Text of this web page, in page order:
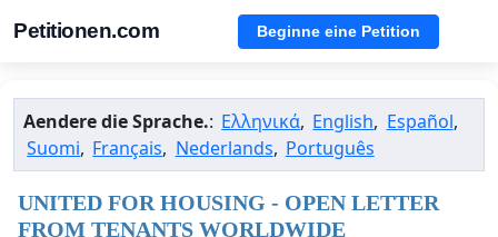
Petitionen.com Beginne eine Petition
Aendere die Sprache.: Ελληνικά, English, Español,
Suomi, Français, Nederlands, Português
UNITED FOR HOUSING - OPEN LETTER
FROM TENANTS WORLDWIDE